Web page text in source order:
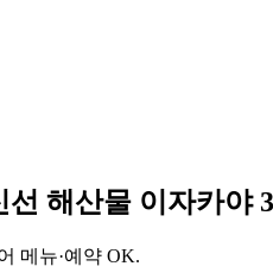
해산물 이자카야 3
메뉴·예약 OK.